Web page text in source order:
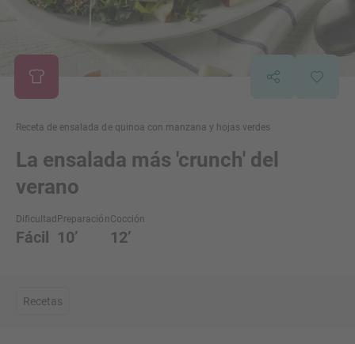
Receta de ensalada de quinoa con manzana y hojas verdes
La ensalada más 'crunch' del
verano
Dificultad
Fácil
Preparación
10’
Cocción
12’
Recetas